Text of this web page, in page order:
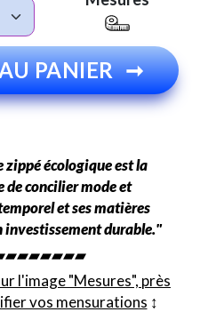
PANIER ➞
zippé écologique est la
de concilier mode et
et ses matières
investissement durable."
l'image "Mesures", près
vos mensurations ↕︎